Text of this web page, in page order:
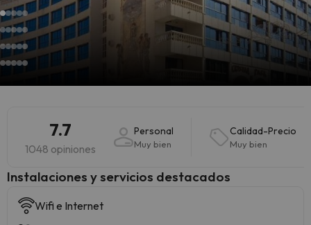
7.7
1048 opiniones
Personal
Muy bien
Calidad-Precio
Muy bien
Instalaciones y servicios destacados
Wifi e Internet